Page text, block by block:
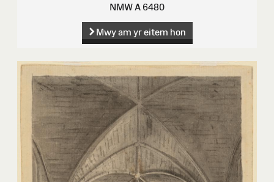
NMW A 6480
Mwy am yr eitem hon